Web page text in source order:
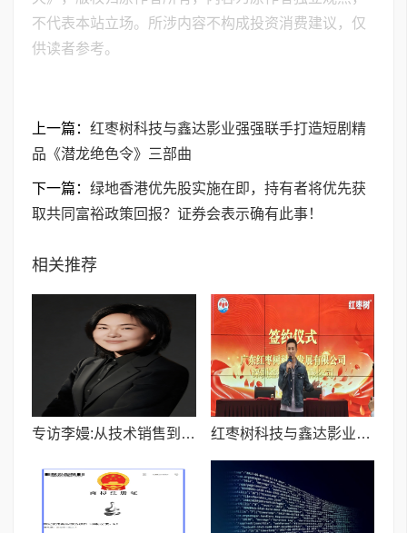
不代表本站立场。所涉内容不构成投资消费建议，仅
供读者参考。
上一篇： 红枣树科技与鑫达影业强强联手打造短剧精
品《潜龙绝色令》三部曲
下一篇： 绿地香港优先股实施在即，持有者将优先获
取共同富裕政策回报？证券会表示确有此事！
相关推荐
专访李嫚:从技术销售到公益维权大使,以善举为受害者撑起一片天 红枣树科技与鑫达影业强强联手打造短剧精品《潜龙绝色令》三部曲